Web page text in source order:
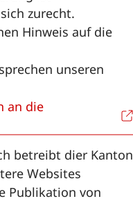
zurecht.
Hinweis auf die
unseren
an die
betreibt dier Kanton
Websites
Publikation von